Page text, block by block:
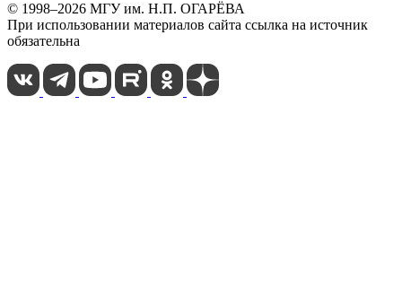
© 1998–2026 МГУ им. Н.П. ОГАРЁВА
При использовании материалов сайта ссылка на источник
обязательна